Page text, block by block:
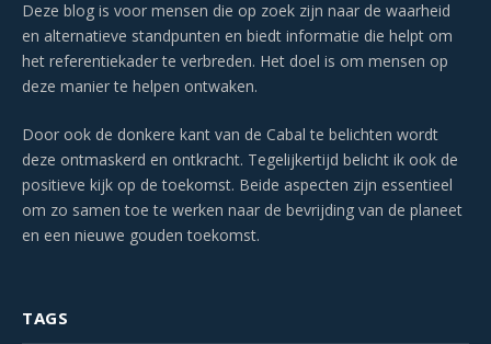
Deze blog is voor mensen die op zoek zijn naar de waarheid
en alternatieve standpunten en biedt informatie die helpt om
het referentiekader te verbreden. Het doel is om mensen op
deze manier te helpen ontwaken.
Door ook de donkere kant van de Cabal te belichten wordt
deze ontmaskerd en ontkracht. Tegelijkertijd belicht ik ook de
positieve kijk op de toekomst. Beide aspecten zijn essentieel
om zo samen toe te werken naar de bevrijding van de planeet
en een nieuwe gouden toekomst.
TAGS